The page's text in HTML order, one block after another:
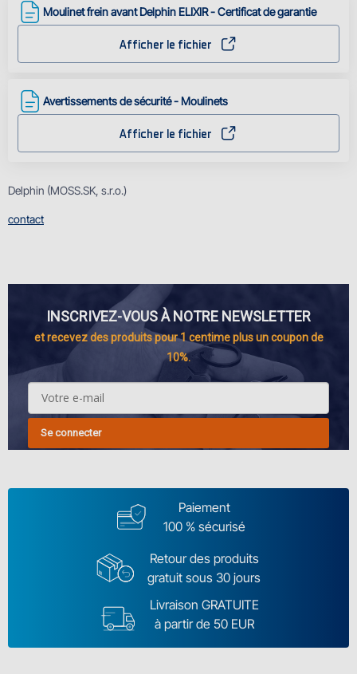
Moulinet frein avant Delphin ELIXIR - Certificat de garantie
Afficher le fichier
Avertissements de sécurité - Moulinets
Afficher le fichier
Delphin (MOSS.SK, s.r.o.)
contact
INSCRIVEZ-VOUS À NOTRE NEWSLETTER
et recevez des produits pour 1 centime plus un coupon de
10%.
Se connecter
Paiement
100 % sécurisé
Retour des produits
gratuit sous 30 jours
Livraison GRATUITE
à partir de 50 EUR